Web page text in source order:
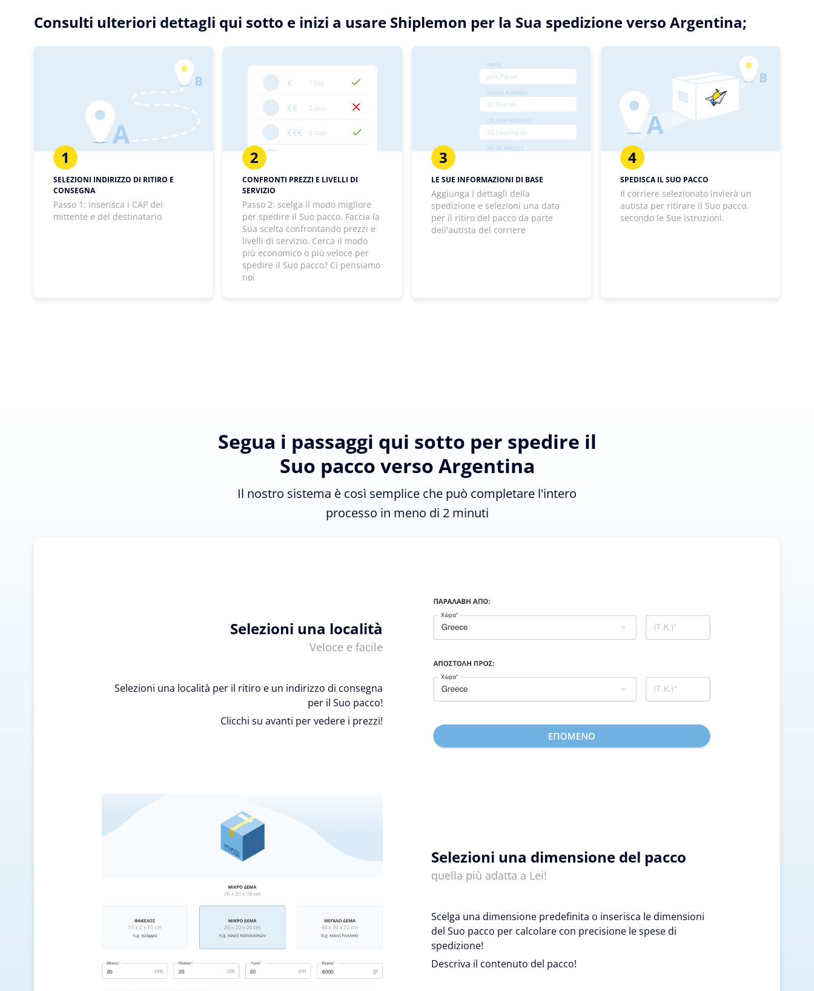
Consulti ulteriori dettagli qui sotto e inizi a usare Shiplemon per la Sua spedizione verso Argentina;
1
SELEZIONI INDIRIZZO DI RITIRO E
CONSEGNA
Passo 1: inserisca i CAP del
mittente e del destinatario
2
CONFRONTI PREZZI E LIVELLI DI
SERVIZIO
Passo 2: scelga il modo migliore
per spedire il Suo pacco. Faccia la
Sua scelta confrontando prezzi e
livelli di servizio. Cerca il modo
più economico o più veloce per
spedire il Suo pacco? Ci pensiamo
noi
3
LE SUE INFORMAZIONI DI BASE
Aggiunga i dettagli della
spedizione e selezioni una data
per il ritiro del pacco da parte
dell'autista del corriere
4
SPEDISCA IL SUO PACCO
Il corriere selezionato invierà un
autista per ritirare il Suo pacco,
secondo le Sue istruzioni.
Segua i passaggi qui sotto per spedire il
Suo pacco verso Argentina
Il nostro sistema è così semplice che può completare l'intero
processo in meno di 2 minuti
Selezioni una località
Veloce e facile
Selezioni una località per il ritiro e un indirizzo di consegna
per il Suo pacco!
Clicchi su avanti per vedere i prezzi!
Selezioni una dimensione del pacco
quella più adatta a Lei!
Scelga una dimensione predefinita o inserisca le dimensioni
del Suo pacco per calcolare con precisione le spese di
spedizione!
Descriva il contenuto del pacco!